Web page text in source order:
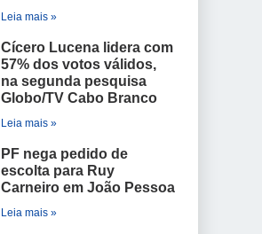
Leia mais »
Cícero Lucena lidera com
57% dos votos válidos,
na segunda pesquisa
Globo/TV Cabo Branco
Leia mais »
PF nega pedido de
escolta para Ruy
Carneiro em João Pessoa
Leia mais »